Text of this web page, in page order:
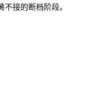
接的断档阶段。